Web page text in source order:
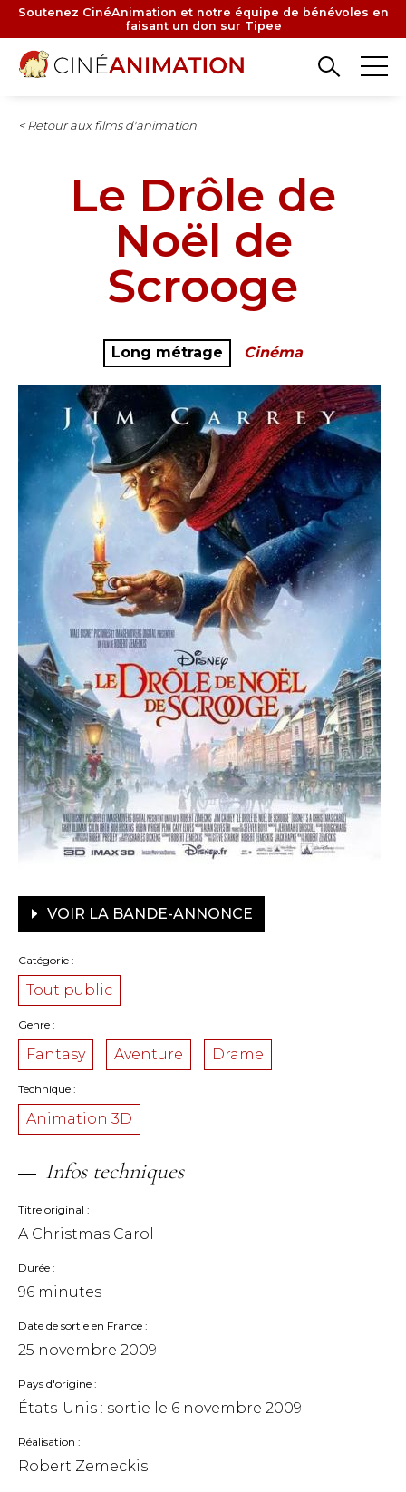
Aller
contenu
principal
Soutenez CinéAnimation et notre équipe de bénévoles en
faisant un don sur Tipee
< Retour aux films d'animation
Le Drôle de
Noël de
Scrooge
Long métrage Cinéma
VOIR LA BANDE-ANNONCE
Catégorie
Tout public
Genre
Fantasy Aventure Drame
Technique
Animation 3D
Infos techniques
Titre original
A Christmas Carol
Durée
96 minutes
Date de sortie en France
25 novembre 2009
Pays d'origine
États-Unis : sortie le 6 novembre 2009
Réalisation
Robert Zemeckis